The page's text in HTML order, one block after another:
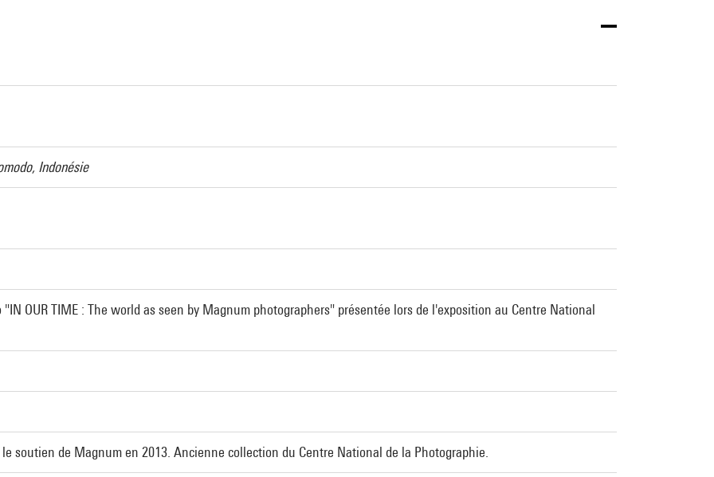
Indonésie
OUR TIME : The world as seen by Magnum photographers" présentée lors de l'exposition au Centre National
soutien de Magnum en 2013. Ancienne collection du Centre National de la Photographie.